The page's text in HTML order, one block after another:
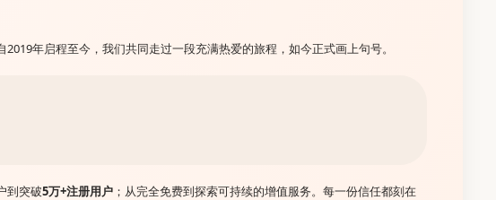
年启程至今，我们共同走过一段充满热爱的旅程，如今正式画上句号。
到突破5万+注册用户 ；从完全免费到探索可持续的增值服务。每一份信任都刻在